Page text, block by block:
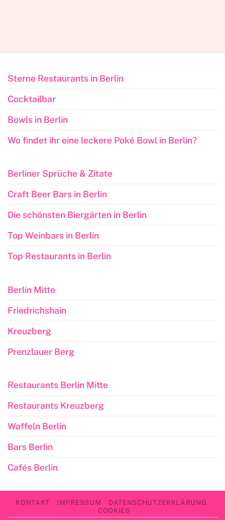
Sterne Restaurants in Berlin
Cocktailbar
Bowls in Berlin
Wo findet ihr eine leckere Poké Bowl in Berlin?
Berliner Sprüche & Zitate
Craft Beer Bars in Berlin
Die schönsten Biergärten in Berlin
Top Weinbars in Berlin
Top Restaurants in Berlin
Berlin Mitte
Friedrichshain
Kreuzberg
Prenzlauer Berg
Restaurants Berlin Mitte
Restaurants Kreuzberg
Waffeln Berlin
Bars Berlin
Cafés Berlin
KONTAKT IMPRESSUM
DATENSCHUTZERKLÄRUNG
COOKIES